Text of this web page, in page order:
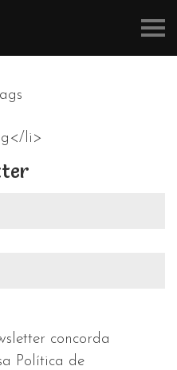
li>
concorda
Política de